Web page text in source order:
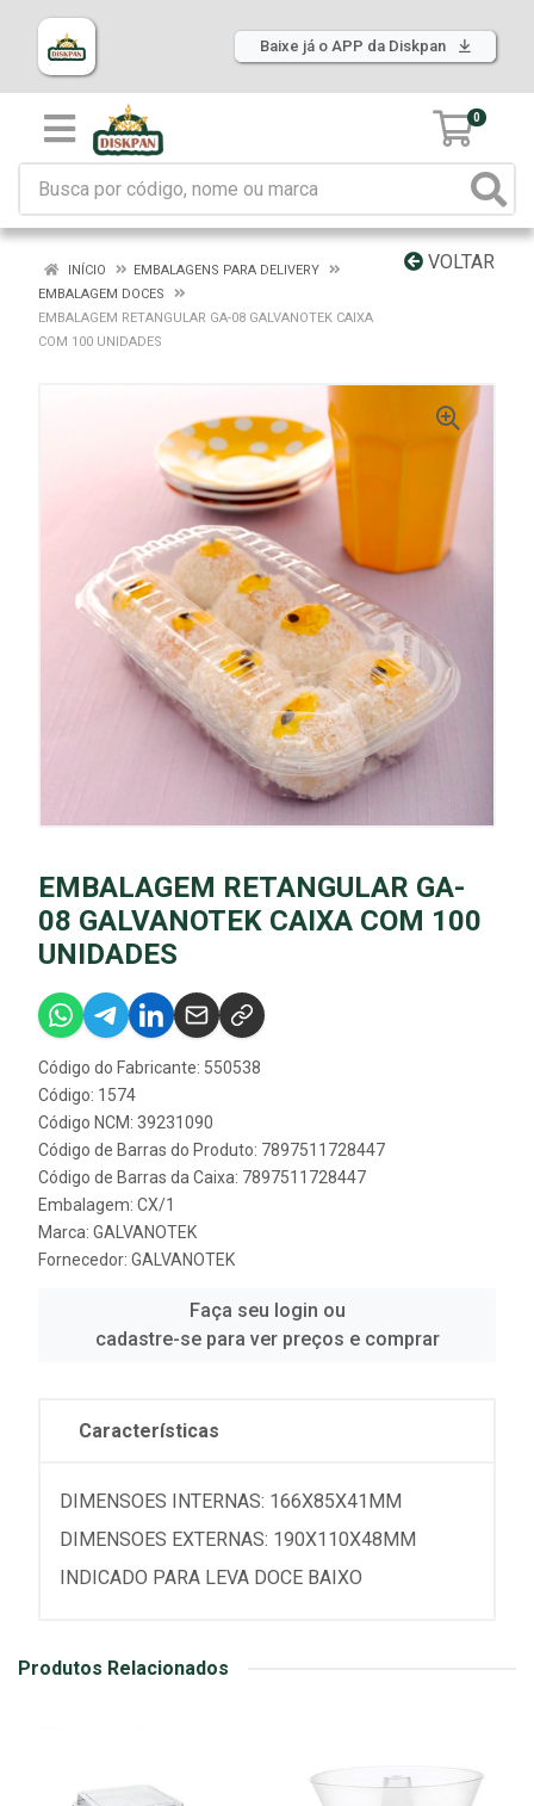
Baixe já o APP da Diskpan
0
VOLTAR
INÍCIO
EMBALAGENS PARA DELIVERY
EMBALAGEM DOCES
EMBALAGEM RETANGULAR GA-08 GALVANOTEK CAIXA
COM 100 UNIDADES
EMBALAGEM RETANGULAR GA-
08 GALVANOTEK CAIXA COM 100
UNIDADES
Código do Fabricante: 550538
Código: 1574
Código NCM: 39231090
Código de Barras do Produto: 7897511728447
Código de Barras da Caixa: 7897511728447
Embalagem: CX/1
Marca: GALVANOTEK
Fornecedor: GALVANOTEK
Faça seu login ou
cadastre-se para ver preços e comprar
Características
DIMENSOES INTERNAS: 166X85X41MM
DIMENSOES EXTERNAS: 190X110X48MM
INDICADO PARA LEVA DOCE BAIXO
Produtos Relacionados